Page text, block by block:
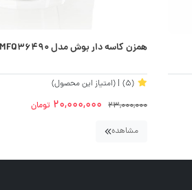
همزن کاسه دار بوش مدل MFQ36490
(5)
| (امتیاز این محصول)
23,000,000
20,000,000 تومان
مشاهده